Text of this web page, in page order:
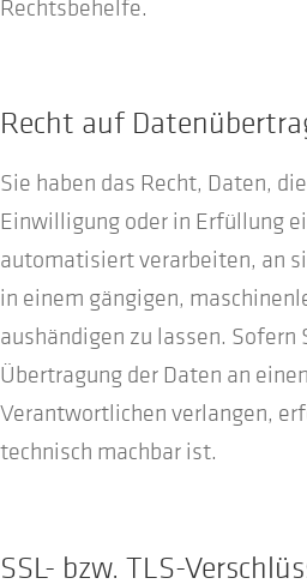
Rechtsbehelfe.
Recht auf
Sie haben das Recht, Daten,
Einwilligung oder in Erfüllung
automatisiert verarbeiten, an
in einem gängigen,
aushändigen zu lassen. Sofern
Übertragung der Daten an
Verantwortlichen verlangen,
technisch machbar ist.
SSL- bzw. TLS-